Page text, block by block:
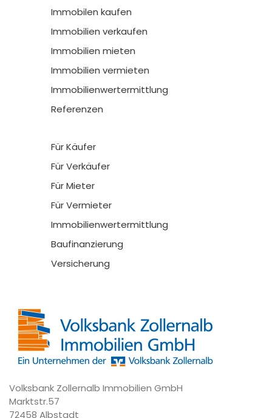
Immobilen kaufen
Immobilien verkaufen
Immobilien mieten
Immobilien vermieten
Immobilienwertermittlung
Referenzen
Für Käufer
Für Verkäufer
Für Mieter
Für Vermieter
Immobilienwertermittlung
Baufinanzierung
Versicherung
Volksbank Zollernalb Immobilien GmbH
Marktstr.57
72458 Albstadt